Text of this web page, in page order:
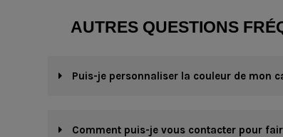
AUTRES QUESTIONS
Puis-je personnaliser la couleur de mon
Comment puis-je vous contacter pour